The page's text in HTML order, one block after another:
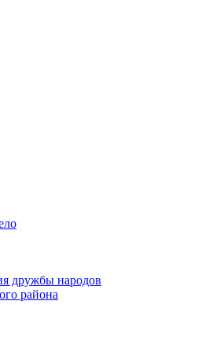
дружбы народов
района